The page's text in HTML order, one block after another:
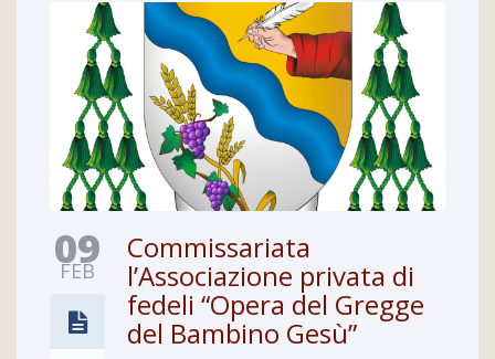
09
FEB
Commissariata
l’Associazione privata di
fedeli “Opera del Gregge
del Bambino Gesù”